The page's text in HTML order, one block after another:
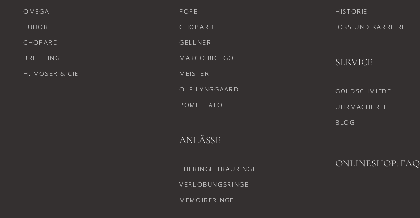
OMEGA
TUDOR
CHOPARD
BREITLING
H. MOSER & CIE
FOPE
CHOPARD
GELLNER
MARCO BICEGO
MEISTER
OLE LYNGGAARD
POMELLATO
ANLÄSSE
EHERINGE TRAURINGE
VERLOBUNGSRINGE
MEMOIRERINGE
HISTORIE
JOBS UND KARRIERE
SERVICE
GOLDSCHMIEDE
UHRMACHEREI
BLOG
ONLINESHOP: FAQ